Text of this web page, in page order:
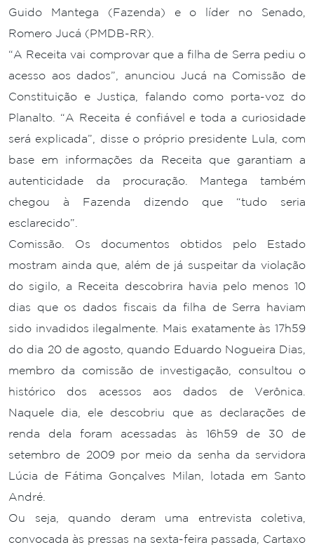
Guido Mantega (Fazenda) e o líder no Senado,
Romero Jucá (PMDB-RR).
“A Receita vai comprovar que a filha de Serra pediu o
acesso aos dados”, anunciou Jucá na Comissão de
Constituição e Justiça, falando como porta-voz do
Planalto. “A Receita é confiável e toda a curiosidade
será explicada”, disse o próprio presidente Lula, com
base em informações da Receita que garantiam a
autenticidade da procuração. Mantega também
chegou à Fazenda dizendo que “tudo seria
esclarecido”.
Comissão. Os documentos obtidos pelo Estado
mostram ainda que, além de já suspeitar da violação
do sigilo, a Receita descobrira havia pelo menos 10
dias que os dados fiscais da filha de Serra haviam
sido invadidos ilegalmente. Mais exatamente às 17h59
do dia 20 de agosto, quando Eduardo Nogueira Dias,
membro da comissão de investigação, consultou o
histórico dos acessos aos dados de Verônica.
Naquele dia, ele descobriu que as declarações de
renda dela foram acessadas às 16h59 de 30 de
setembro de 2009 por meio da senha da servidora
Lúcia de Fátima Gonçalves Milan, lotada em Santo
André.
Ou seja, quando deram uma entrevista coletiva,
convocada às pressas na sexta-feira passada, Cartaxo